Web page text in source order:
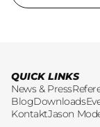
QUICK LINKS
News & Press
BlogDownloads
KontaktJason